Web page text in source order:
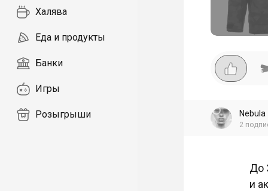
Халява
Еда и продукты
Банки
Игры
Розыгрыши Nebula
2
До
и